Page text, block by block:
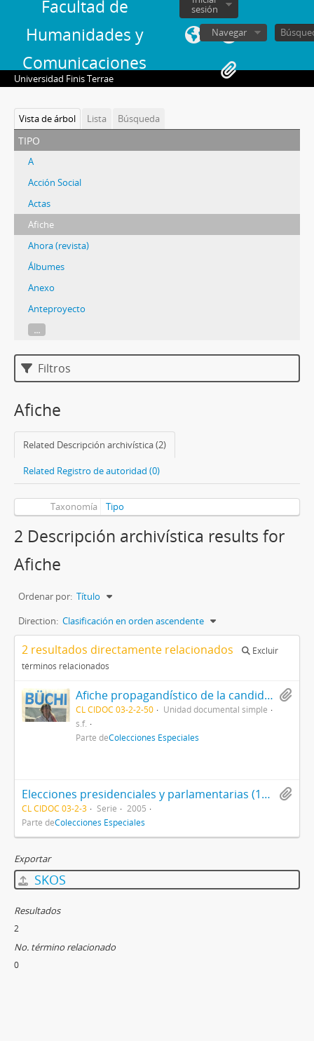
Facultad de
Humanidades y
Comunicaciones
sesión
Navegar
Universidad Finis Terrae
Vista de árbol Lista Búsqueda
tipo
A
Acción Social
Actas
Afiche
Ahora (revista)
Álbumes
Anexo
Anteproyecto
...
Filtros
Afiche
Related Descripción archivística (2)
Related Registro de autoridad (0)
Taxonomía Tipo
2 Descripción archivística results for
Afiche
Ordenar por: Título
Direction: Clasificación en orden ascendente
2 resultados directamente relacionados
Excluir
términos relacionados
Afiche propagandístico de la candidatura de Hernán Büchi
CL CIDOC 03-2-2-50
Unidad documental simple
s.f.
Parte deColecciones Especiales
Elecciones presidenciales y parlamentarias (1999-2005)
CL CIDOC 03-2-3 Serie
2005
Parte deColecciones Especiales
Exportar
SKOS
Resultados
2
No. término relacionado
0